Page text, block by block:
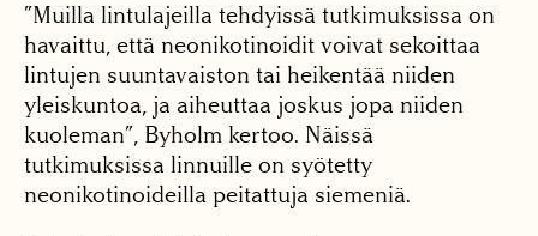
”Muilla lintulajeilla tehdyissä tutkimuksissa on
havaittu, että neonikotinoidit voivat sekoittaa
lintujen suuntavaiston tai heikentää niiden
yleiskuntoa, ja aiheuttaa joskus jopa niiden
kuoleman”, Byholm kertoo. Näissä
tutkimuksissa linnuille on syötetty
neonikotinoideilla peitattuja siemeniä.